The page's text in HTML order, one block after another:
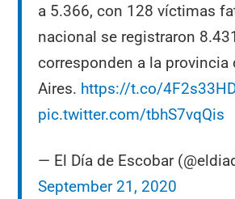
a 5.366, con 128 víctimas
nacional se registraron
corresponden a la provincia
Aires. https://t.co/
pic.twitter.com/tbhS7vqQis
— El Día de Escobar
September 21, 2020